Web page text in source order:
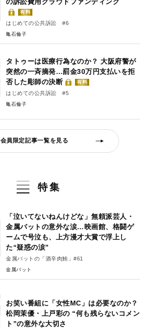
有料
はじめての公共訴訟 #6
亀石倫子
タトゥーは医療行為なのか？ 大阪府警が
突然の一斉摘発…罰金30万円支払いを拒
否した彫師の決断
有料
はじめての公共訴訟 #5
亀石倫子
会員限定記事一覧を見る
特集
「泣いてないねんけどな」無頼派芸人・
金属バットの意外な涙…映画館、格闘ゲ
ームで号泣も、上方漫才大賞で浮上し
た“疑惑の涙”
金属バットの「酒辛肉鮪」#61
金属バット
お笑い番組に「女性MC」は必要なのか？
松岡茉優・上戸彩の “何も残らないコメン
ト”の意外な大切さ